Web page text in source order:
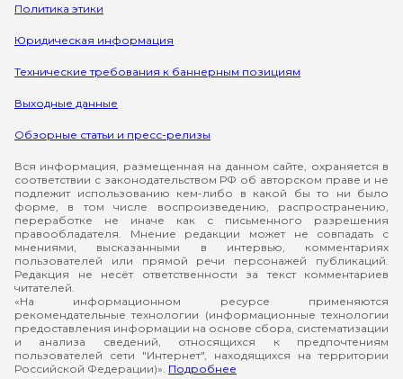
Политика этики
Юридическая информация
Технические требования к баннерным позициям
Выходные данные
Обзорные статьи и пресс-релизы
Вся информация, размещенная на данном сайте, охраняется в
соответствии с законодательством РФ об авторском праве и не
подлежит использованию кем-либо в какой бы то ни было
форме, в том числе воспроизведению, распространению,
переработке не иначе как с письменного разрешения
правообладателя. Мнение редакции может не совпадать с
мнениями, высказанными в интервью, комментариях
пользователей или прямой речи персонажей публикаций.
Редакция не несёт ответственности за текст комментариев
читателей.
«На информационном ресурсе применяются
рекомендательные технологии (информационные технологии
предоставления информации на основе сбора, систематизации
и анализа сведений, относящихся к предпочтениям
пользователей сети "Интернет", находящихся на территории
Российской Федерации)». Подробнее